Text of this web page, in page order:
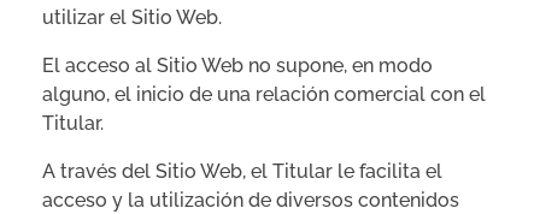
utilizar el Sitio Web.
El acceso al Sitio Web no supone, en modo
alguno, el inicio de una relación comercial con el
Titular.
A través del Sitio Web, el Titular le facilita el
acceso y la utilización de diversos contenidos